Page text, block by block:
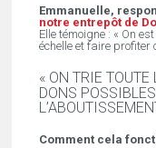
Emmanuelle,
notre entrepôt de
Elle témoigne : « On
échelle et faire profiter
« ON TRIE TOUTE
DONS
Comment cela